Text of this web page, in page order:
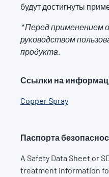
будут достигнуты
* Перед применением
руководством
продукта.
Ссылки на
Copper Spray
Паспорта
A Safety Data Sheet or
treatment information